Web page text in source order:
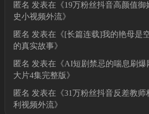
匿名 发表在《19万粉丝抖音高颜值
史小视频外流》
匿名 发表在《[长篇连载]我的艳母是
的真实故事》
匿名 发表在《AI短剧禁忌的喘息刷爆
大片4集完整版》
匿名 发表在《31万粉丝抖音反差教师
利视频外流》